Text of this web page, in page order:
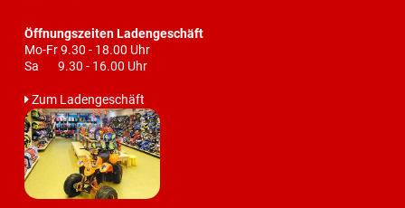
Öffnungszeiten Ladengeschäft
Mo-Fr 9.30 - 18.00 Uhr
Sa 9.30 - 16.00 Uhr
Zum Ladengeschäft